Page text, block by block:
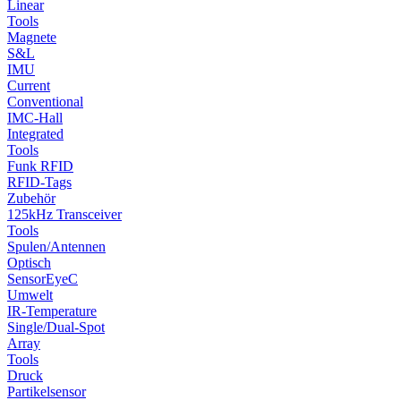
Linear
Tools
Magnete
S&L
IMU
Current
Conventional
IMC-Hall
Integrated
Tools
Funk RFID
RFID-Tags
Zubehör
125kHz Transceiver
Tools
Spulen/Antennen
Optisch
SensorEyeC
Umwelt
IR-Temperature
Single/Dual-Spot
Array
Tools
Druck
Partikelsensor